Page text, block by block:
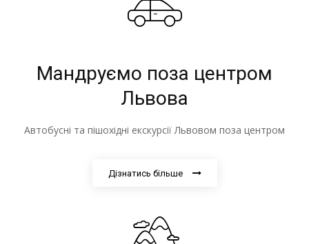
Мандруємо поза центром
Львова
Автобусні та пішохідні екскурсії Львовом поза центром
Дізнатись більше